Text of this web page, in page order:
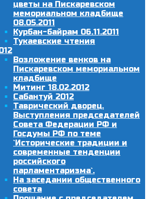
цветы на Пискаревском
мемориальном кладбище
08.05.2011
Курбан-байрам 06.11.2011
Тукаевские чтения
Возложение венков на
Пискаревском мемориальном
кладбище
Митинг 18.02.2012
Сабантуй 2012
Таврический дворец.
Выступления председателей
Совета Федерации РФ и
Госдумы РФ по теме
`Исторические традиции и
современные тенденции
российского
парламентаризма`.
На заседании общественного
совета